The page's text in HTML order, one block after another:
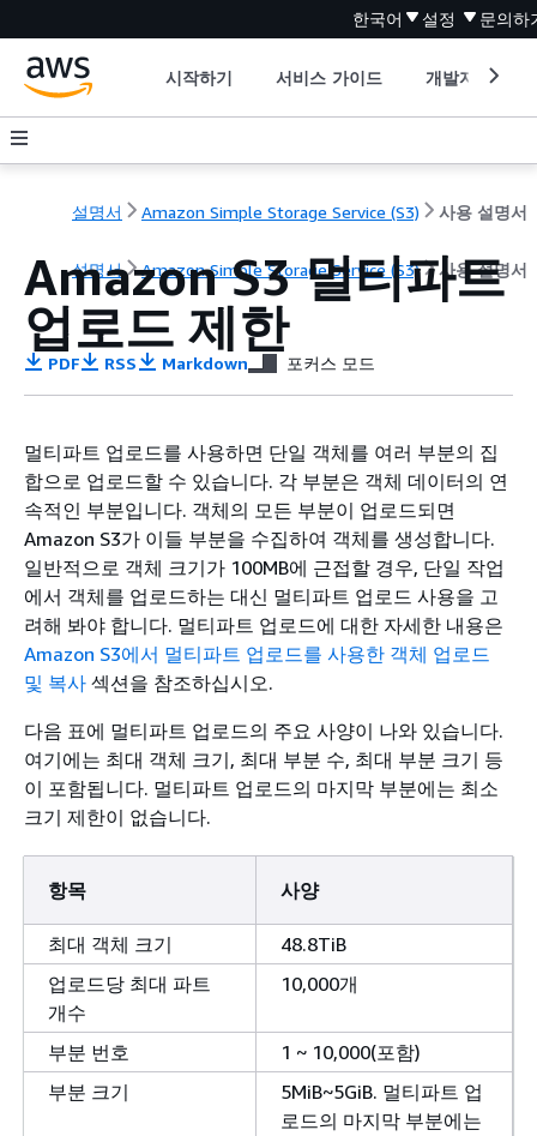
한국어 설정 문의하
시작하기 서비스 가이드 개발자 도구
설명서 Amazon Simple Storage Service (S3) 사용 설명서
설명서 Amazon Simple Storage Service (S3) 사용 설명서
Amazon S3 멀티파트
업로드 제한
PDF RSS Markdown 포커스 모드
멀티파트 업로드를 사용하면 단일 객체를 여러 부분의 집
합으로 업로드할 수 있습니다. 각 부분은 객체 데이터의 연
속적인 부분입니다. 객체의 모든 부분이 업로드되면
Amazon S3가 이들 부분을 수집하여 객체를 생성합니다.
일반적으로 객체 크기가 100MB에 근접할 경우, 단일 작업
에서 객체를 업로드하는 대신 멀티파트 업로드 사용을 고
려해 봐야 합니다. 멀티파트 업로드에 대한 자세한 내용은
Amazon S3에서 멀티파트 업로드를 사용한 객체 업로드
및 복사 섹션을 참조하십시오.
다음 표에 멀티파트 업로드의 주요 사양이 나와 있습니다.
여기에는 최대 객체 크기, 최대 부분 수, 최대 부분 크기 등
이 포함됩니다. 멀티파트 업로드의 마지막 부분에는 최소
크기 제한이 없습니다.
항목 사양
최대 객체 크기
48.8TiB
업로드당 최대 파트
개수
10,000개
부분 번호
1 ~ 10,000(포함)
부분 크기
5MiB~5GiB. 멀티파트 업
로드의 마지막 부분에는